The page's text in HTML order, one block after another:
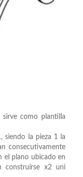
como plantilla
siendo la pieza 1 la
consecutivamente
el plano ubicado en
construirse x2 uni